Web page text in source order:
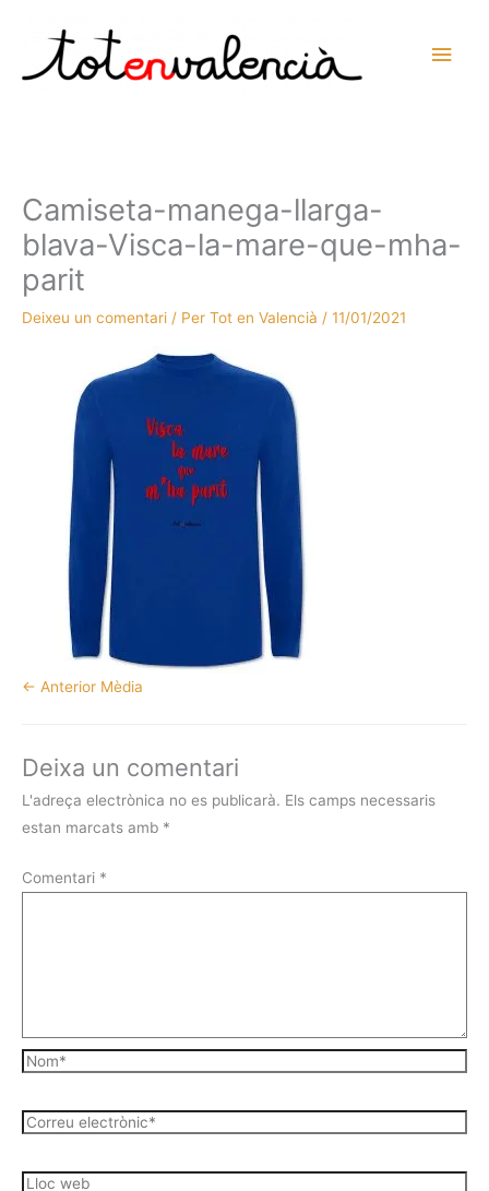
contingut
Camiseta-manega-llarga-
blava-Visca-la-mare-que-mha-
parit
Deixeu un comentari / Per Tot en Valencià / 11/01/2021
← Anterior Mèdia
Deixa un comentari
L'adreça electrònica no es publicarà. Els camps necessaris
estan marcats amb *
Comentari *
Nom*
Correu
Lloc